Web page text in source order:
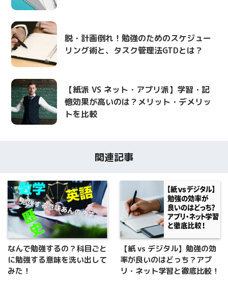
脱・計画倒れ！勉強のためのスケジュー
リング術と、タスク管理法GTDとは？
【紙派 VS ネット・アプリ派】学習・記
憶効果が高いのは？メリット・デメリッ
トを比較
関連記事
なんで勉強するの？科目ごと
に勉強する意味を洗い出して
みた！
【紙 vs デジタル】勉強の効
率が良いのはどっち？アプ
リ・ネット学習と徹底比較！